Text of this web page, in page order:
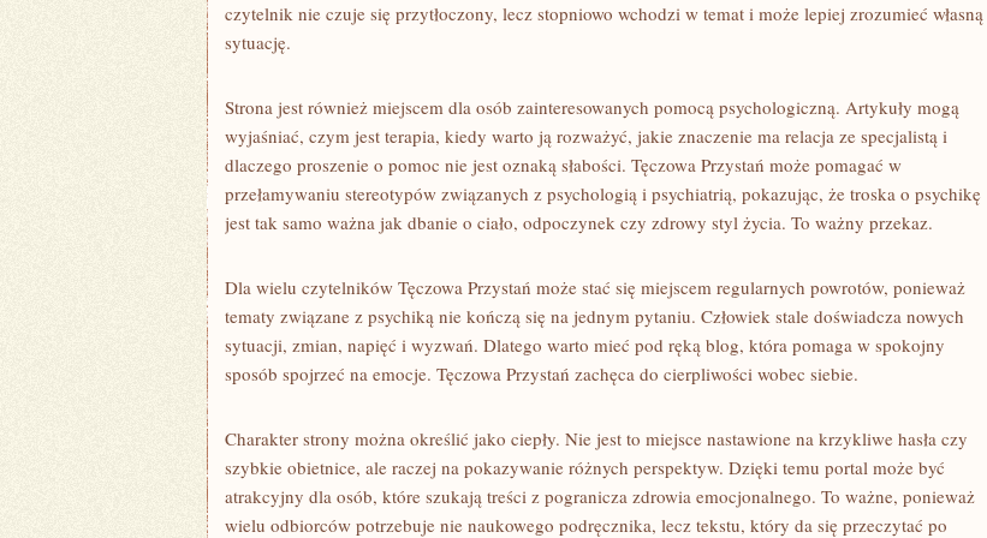
czytelnik nie czuje się przytłoczony, lecz stopniowo wchodzi w temat i może lepiej zrozumieć własną
sytuację.
Strona jest również miejscem dla osób zainteresowanych pomocą psychologiczną. Artykuły mogą
wyjaśniać, czym jest terapia, kiedy warto ją rozważyć, jakie znaczenie ma relacja ze specjalistą i
dlaczego proszenie o pomoc nie jest oznaką słabości. Tęczowa Przystań może pomagać w
przełamywaniu stereotypów związanych z psychologią i psychiatrią, pokazując, że troska o psychikę
jest tak samo ważna jak dbanie o ciało, odpoczynek czy zdrowy styl życia. To ważny przekaz.
Dla wielu czytelników Tęczowa Przystań może stać się miejscem regularnych powrotów, ponieważ
tematy związane z psychiką nie kończą się na jednym pytaniu. Człowiek stale doświadcza nowych
sytuacji, zmian, napięć i wyzwań. Dlatego warto mieć pod ręką blog, która pomaga w spokojny
sposób spojrzeć na emocje. Tęczowa Przystań zachęca do cierpliwości wobec siebie.
Charakter strony można określić jako ciepły. Nie jest to miejsce nastawione na krzykliwe hasła czy
szybkie obietnice, ale raczej na pokazywanie różnych perspektyw. Dzięki temu portal może być
atrakcyjny dla osób, które szukają treści z pogranicza zdrowia emocjonalnego. To ważne, ponieważ
wielu odbiorców potrzebuje nie naukowego podręcznika, lecz tekstu, który da się przeczytać po